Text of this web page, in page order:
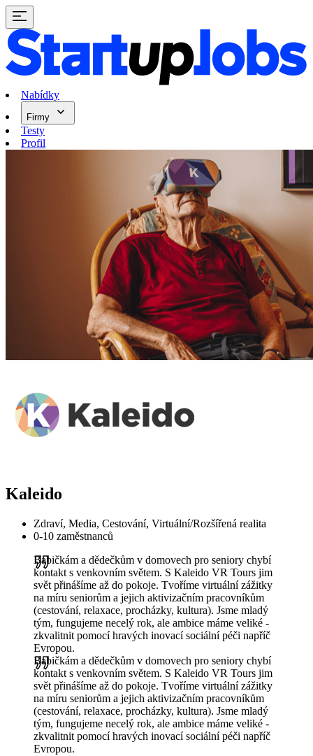
Nabídky
Firmy
Testy
Profil
Kaleido
Zdraví, Media, Cestování, Virtuální/Rozšířená realita
0-10 zaměstnanců
Babičkám a dědečkům v domovech pro seniory chybí
kontakt s venkovním světem. S Kaleido VR Tours jim
svět přinášíme až do pokoje. Tvoříme virtuální zážitky
na míru seniorům a jejich aktivizačním pracovníkům
(cestování, relaxace, procházky, kultura). Jsme mladý
tým, fungujeme necelý rok, ale ambice máme veliké -
zkvalitnit pomocí hravých inovací sociální péči napříč
Evropou.
Babičkám a dědečkům v domovech pro seniory chybí
kontakt s venkovním světem. S Kaleido VR Tours jim
svět přinášíme až do pokoje. Tvoříme virtuální zážitky
na míru seniorům a jejich aktivizačním pracovníkům
(cestování, relaxace, procházky, kultura). Jsme mladý
tým, fungujeme necelý rok, ale ambice máme veliké -
zkvalitnit pomocí hravých inovací sociální péči napříč
Evropou.